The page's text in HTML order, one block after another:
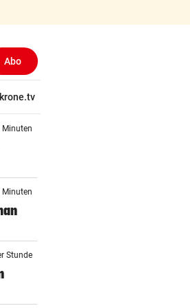
Abo
krone.tv
Minuten
Minuten
Stunde